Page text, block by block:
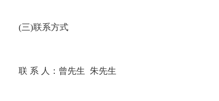
(三)联系方式
联 系 人：曾先生 朱先生